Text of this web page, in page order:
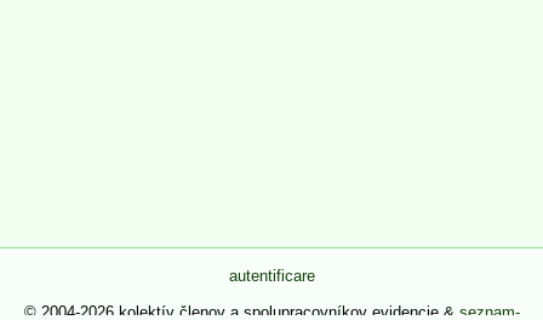
autentificare
© 2004-2026 kolektív členov a spolupracovníkov evidencie & seznam-